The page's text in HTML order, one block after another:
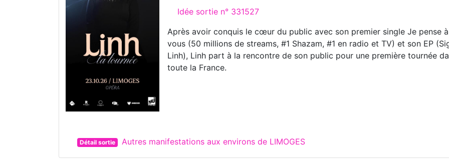
Idée sortie n° 331527
Après avoir conquis le cœur du public avec son premier single Je pense à
vous (50 millions de streams, #1 Shazam, #1 en radio et TV) et son EP
Linh), Linh part à la rencontre de son public pour une première tournée
toute la France.
Détail sortie Autres manifestations aux environs de LIMOGES